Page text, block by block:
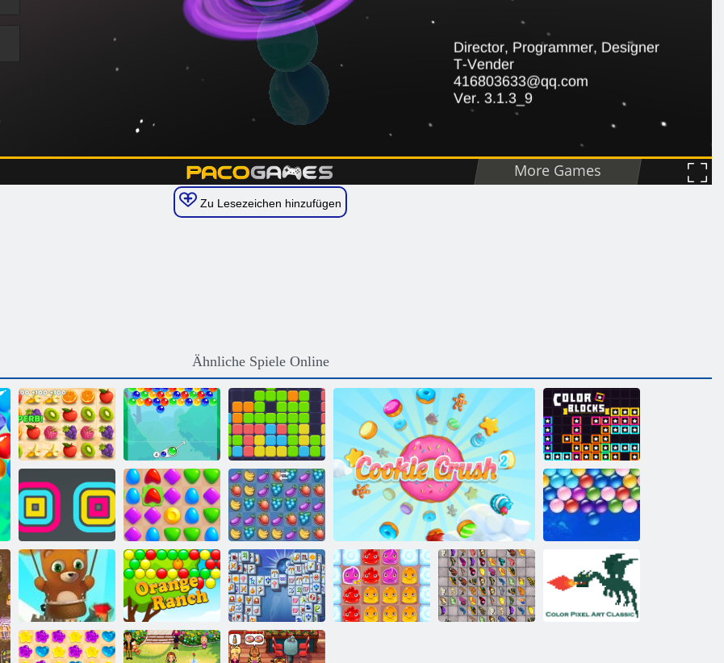
Zu Lesezeichen hinzufügen
Ähnliche Spiele Online
Armaturenbrett
Bubble Charms 11x11 Farbblöcke
Square Stapler Match -Arena Fruita Crush Endlose Bubbles